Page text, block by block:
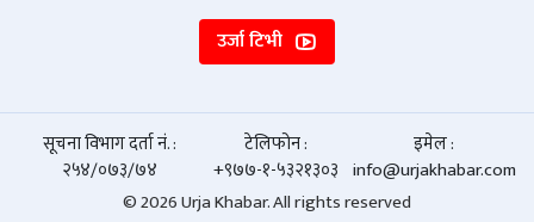
उर्जा टिभी
सूचना विभाग दर्ता नं. :
२५४/०७३/७४
टेलिफोन :
+९७७-१-५३२१३०३
इमेल :
info@urjakhabar.com
© 2026 Urja Khabar. All rights reserved